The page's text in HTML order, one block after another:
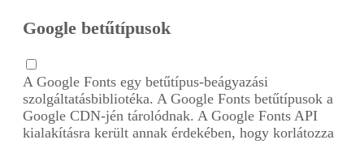
Google betűtípusok
A Google Fonts egy betűtípus-beágyazási
szolgáltatásbibliotéka. A Google Fonts betűtípusok a
Google CDN-jén tárolódnak. A Google Fonts API
kialakításra került annak érdekében, hogy korlátozza